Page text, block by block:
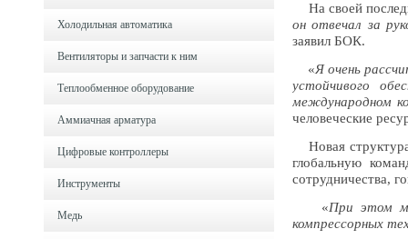
Холодильная автоматика
Вентиляторы и запчасти к ним
Теплообменное оборудование
Аммиачная арматура
Цифровые контроллеры
Инструменты
Медь
На своей
он отвечал за
заявил БОК.
«Я очень
устойчивого
международном
человеческие
Новая структура
глобальную
сотрудничества,
«При этом
компрессорных